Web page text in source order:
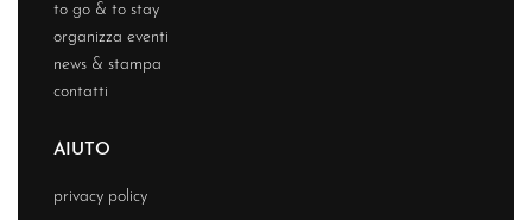
to go & to stay
organizza eventi
news & stampa
contatti
AIUTO
privacy policy